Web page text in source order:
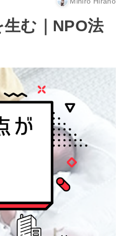
む｜NPO法